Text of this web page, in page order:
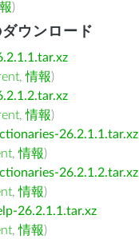
)
ウンロード
,情報)
,情報)
26.2.1.1.tar.xz
,情報)
26.2.1.2.tar.xz
,情報)
26.2.1.1.tar.xz
,情報)